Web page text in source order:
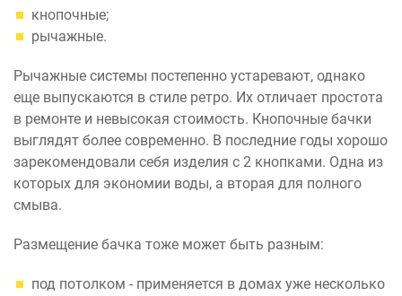
кнопочные;
рычажные.
Рычажные системы постепенно устаревают, однако
еще выпускаются в стиле ретро. Их отличает простота
в ремонте и невысокая стоимость. Кнопочные бачки
выглядят более современно. В последние годы хорошо
зарекомендовали себя изделия с 2 кнопками. Одна из
которых для экономии воды, а вторая для полного
смыва.
Размещение бачка тоже может быть разным:
под потолком - применяется в домах уже несколько